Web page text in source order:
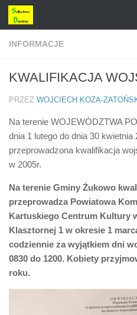
Przejdź do treści
INFORMACJE
KWALIFIKACJA
PRZEZ WOJCIECH KOZA-
Na terenie WOJEWÓDZTWA
dnia 1 lutego do dnia 30 kwietnia
przeprowadzona kwalifikacja
w 2005r.
Na terenie Gminy Żukowo
przeprowadza Powiatowa
Kartuskiego Centrum Kultury
Klasztornej 1 w okresie 1
codziennie za wyjątkiem dni
0830 do 1200. Kobiety
roku.